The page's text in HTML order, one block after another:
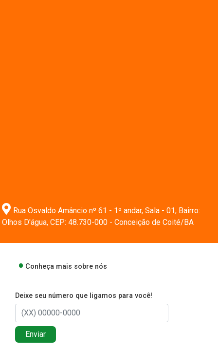
Rua Osvaldo Amâncio nº 61 - 1º andar, Sala - 01, Bairro:
Olhos D'água, CEP: 48.730-000 - Conceição de Coité/BA
Conheça mais sobre nós
Deixe seu número que ligamos para você!
Enviar